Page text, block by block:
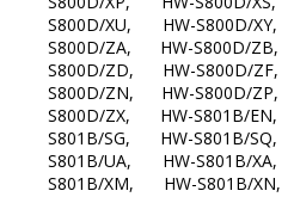
S800D/XU, HW-S800D/
S800D/ZA, HW-S800D/
S800D/ZD, HW-S800D/
S800D/ZN, HW-S800D/
S800D/ZX, HW-S801B/
S801B/SG, HW-S801B/
S801B/UA, HW-S801B/
S801B/XM, HW-S801B/